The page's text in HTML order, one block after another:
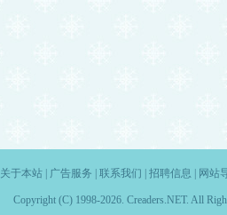
关于本站 广告服务 联系我们 招聘信息 网站
Copyright (C) 1998-2026. Creaders.NET. All